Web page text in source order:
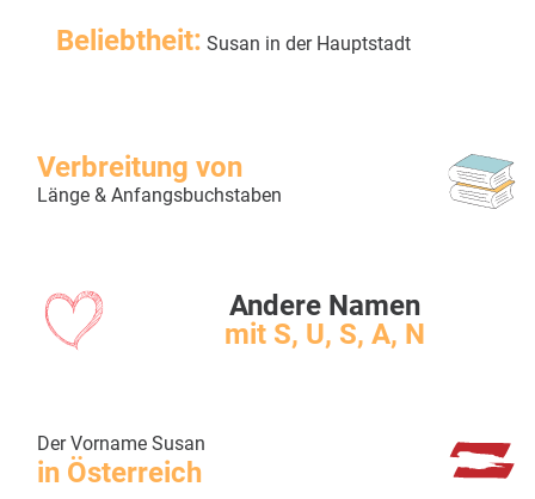
Beliebtheit: Susan in der Hauptstadt
Verbreitung von
Länge & Anfangsbuchstaben
Andere Namen
mit S, U, S, A, N
Der Vorname Susan
in Österreich